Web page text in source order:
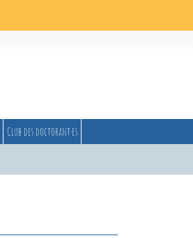
Club des doctorant·es